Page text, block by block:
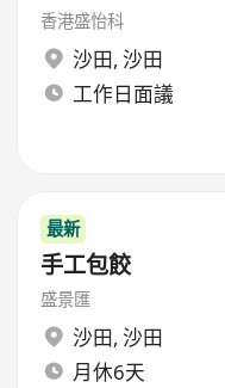
香港盛怡科
沙田, 沙田
工作日面議
最新
手工包餃
盛景匯
沙田, 沙田
月休6天